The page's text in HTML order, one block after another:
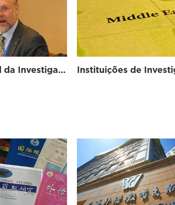
Situação Geral da Investigação Científica